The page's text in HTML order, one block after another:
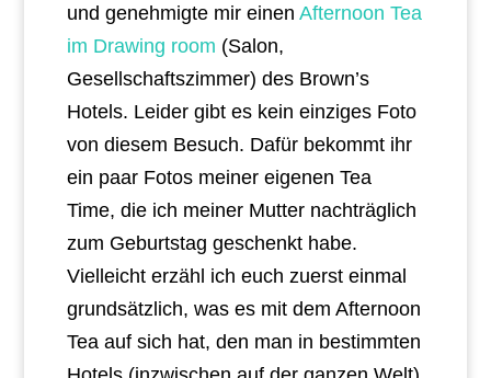
und genehmigte mir einen Afternoon Tea
im Drawing room (Salon,
Gesellschaftszimmer) des Brown’s
Hotels. Leider gibt es kein einziges Foto
von diesem Besuch. Dafür bekommt ihr
ein paar Fotos meiner eigenen Tea
Time, die ich meiner Mutter nachträglich
zum Geburtstag geschenkt habe.
Vielleicht erzähl ich euch zuerst einmal
grundsätzlich, was es mit dem Afternoon
Tea auf sich hat, den man in bestimmten